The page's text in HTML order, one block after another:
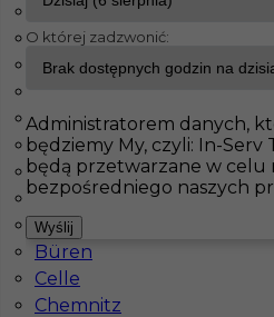
InServ Oferty pracy Eisenberg
Pokaż filtr
Bad Liebenzell
Barth
Bergheim
Blaustein
Blumberg
Bochum
Bonn
Bremen
Büren
Celle
Chemnitz
O której zadzwonić:
Administratorem danych,
będziemy My, czyli: In-Serv
będą przetwarzane w celu
bezpośredniego naszych
Wyślij